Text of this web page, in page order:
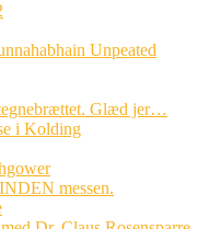
Unpeated
tegnebrættet. Glæd jer…
i Kolding
messen.